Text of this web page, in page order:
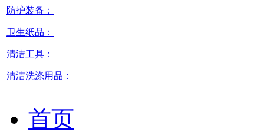
防护装备：
卫生纸品：
清洁工具：
清洁洗涤用品：
首页